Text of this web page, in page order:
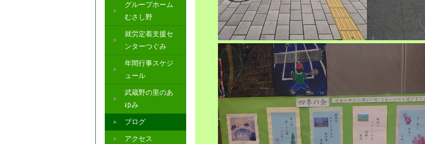
グループホーム
むさし野
就労定着支援セ
ンターつぐみ
年間行事スケジ
ュール
武蔵野の里のあ
ゆみ
ブログ
アクセス